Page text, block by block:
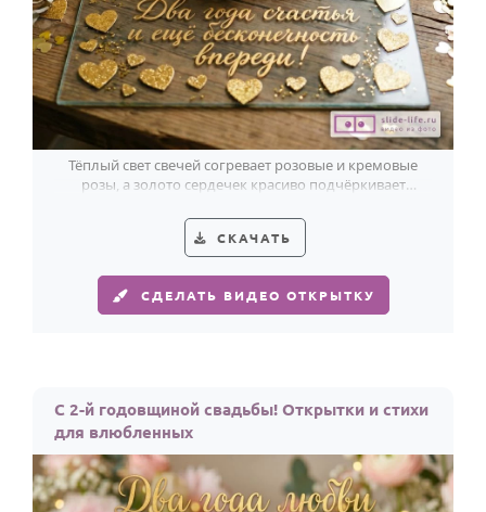
Тёплый свет свечей согревает розовые и кремовые
розы, а золото сердечек красиво подчёркивает
СКАЧАТЬ
СДЕЛАТЬ ВИДЕО ОТКРЫТКУ
С 2-й годовщиной свадьбы! Открытки и стихи
для влюбленных